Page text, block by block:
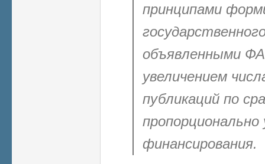
принципами
объявленными
увеличением
публикаций по
пропорционально
финансирования.